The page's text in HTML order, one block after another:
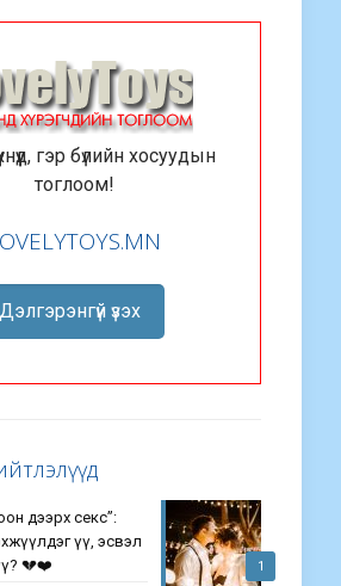
гэр бүлийн хосуудын
тоглоом!
Дэлгэрэнгүй үзэх
1
дээрх секс”:
үү, эсвэл
💔❤️